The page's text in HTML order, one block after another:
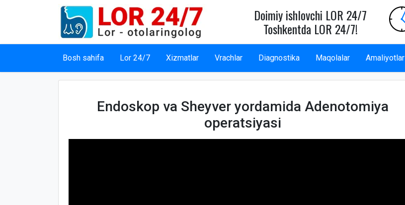
Doimiy ishlovchi LOR 24/7
Toshkentda LOR 24/7!
Bosh sahifa Lor 24/7 Xizmatlar Vrachlar Diagnostika Maqolalar Amaliyotlar
Endoskop va Sheyver yordamida Adenotomiya
operatsiyasi